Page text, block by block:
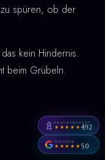
spüren, ob der
kein Hindernis.
beim Grübeln.
PROVENEXPERT
★★★★★4,92
GOOGLE
★★★★★5,0